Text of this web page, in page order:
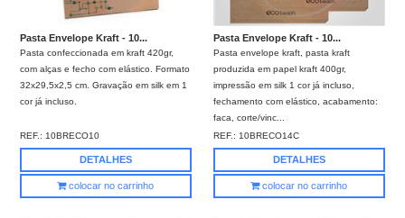
Pasta Envelope Kraft - 10...
Pasta confeccionada em kraft 420gr,
com alças e fecho com elástico. Formato
32x29,5x2,5 cm. Gravação em silk em 1
cor já incluso.
REF.:10BRECO10
DETALHES
colocar no carrinho
Pasta Envelope Kraft - 10...
Pasta envelope kraft, pasta kraft
produzida em papel kraft 400gr,
impressão em silk 1 cor já incluso,
fechamento com elástico, acabamento:
faca, corte/vinc...
REF.:10BRECO14C
DETALHES
colocar no carrinho